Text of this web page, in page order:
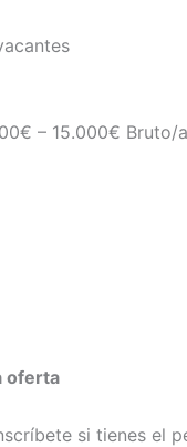
– 15.000€ Bruto/
oferta
si tienes el